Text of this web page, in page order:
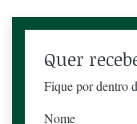
Quer
Fique por dentro
Nome